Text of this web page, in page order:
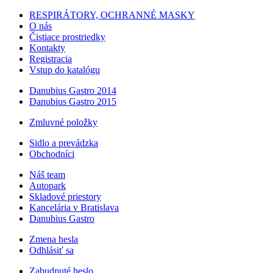
RESPIRÁTORY, OCHRANNÉ MASKY
O nás
Čistiace prostriedky
Kontakty
Registracia
Vstup do katalógu
Danubius Gastro 2014
Danubius Gastro 2015
Zmluvné položky
Sidlo a prevádzka
Obchodníci
Náš team
Autopark
Skladové priestory
Kancelária v Bratislava
Danubius Gastro
Zmena hesla
Odhlásiť sa
Zabudnuté heslo